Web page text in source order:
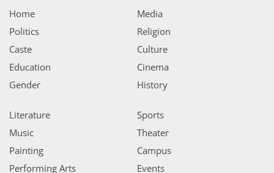
Home
Politics
Caste
Education
Gender
Media
Religion
Culture
Cinema
History
Literature
Music
Painting
Performing Arts
Sports
Theater
Campus
Events